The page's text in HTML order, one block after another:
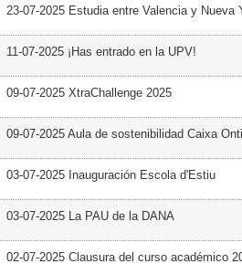
23-07-2025 Estudia entre Valencia y Nueva
11-07-2025 ¡Has entrado en la UPV!
09-07-2025 XtraChallenge 2025
09-07-2025 Aula de sostenibilidad Caixa
03-07-2025 Inauguración Escola d'Estiu
03-07-2025 La PAU de la DANA
02-07-2025 Clausura del curso académico